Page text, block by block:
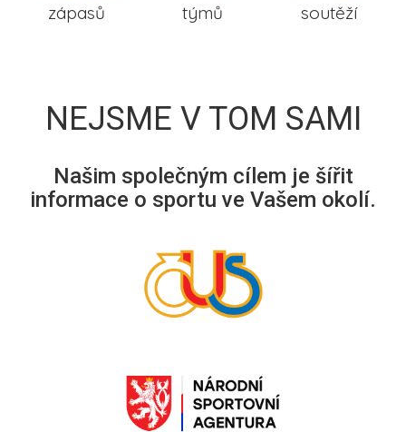
zápasů týmů soutěží
NEJSME V TOM SAMI
Našim společným cílem je šířit
informace o sportu ve Vašem okolí.